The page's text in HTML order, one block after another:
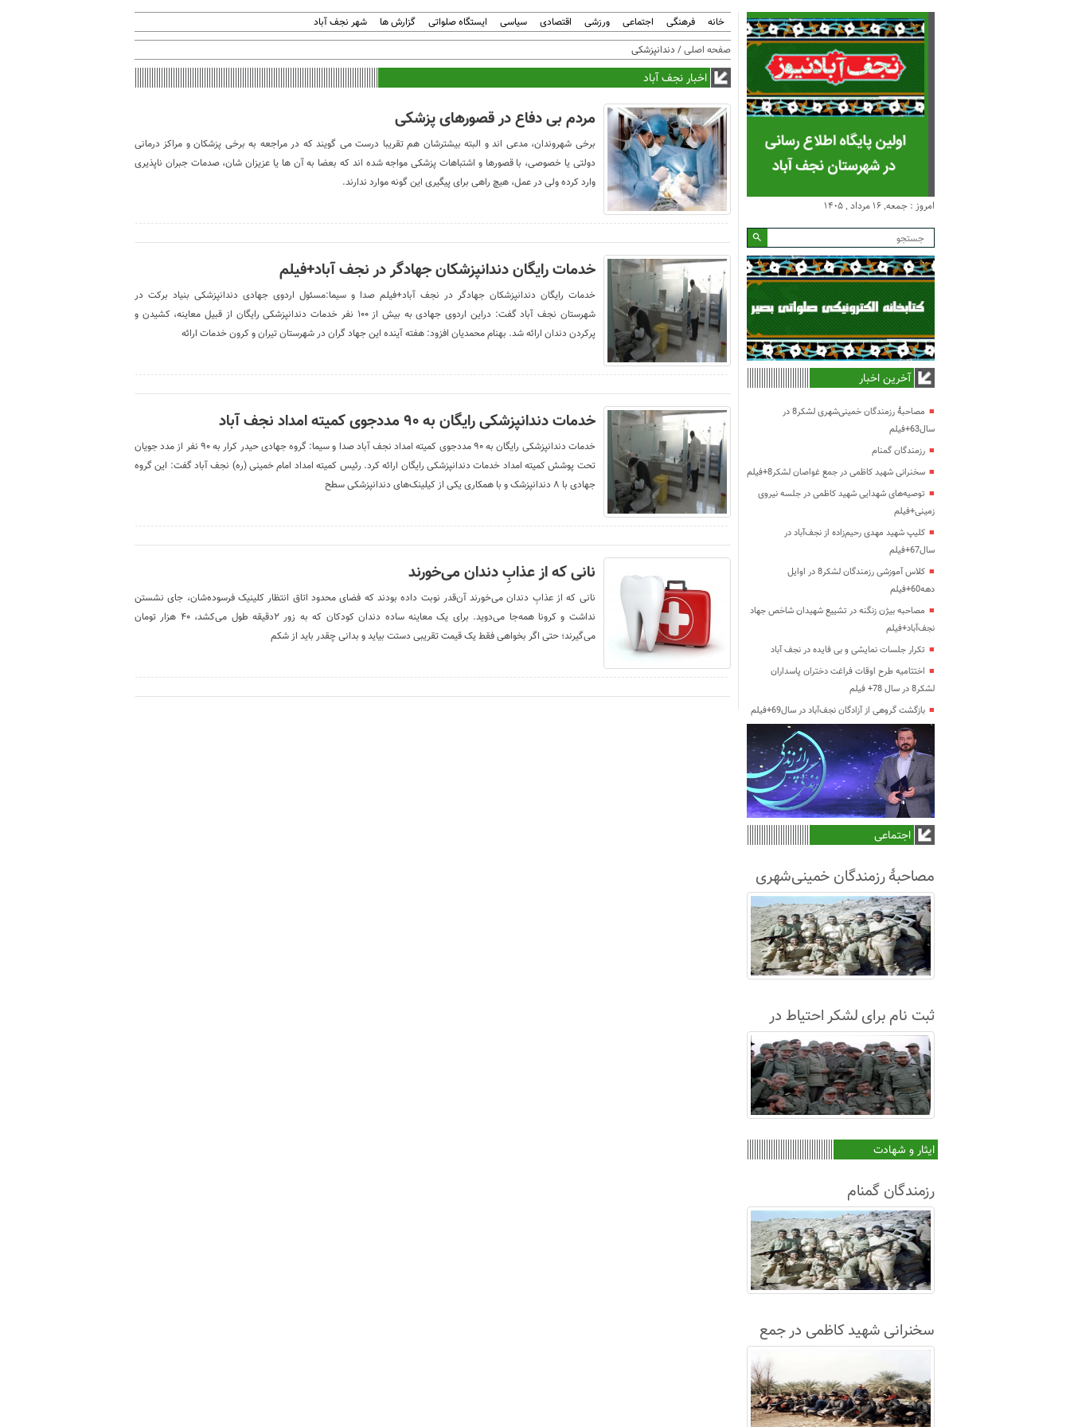
خانه فرهنگی اجتماعی ورزشی اقتصادی سیاسی ایستگاه صلواتی گزارش ها
شهر نجف آباد
صفحه اصلی/ دندانپزشکی
اخبار نجف آباد
مردم بی دفاع در قصورهای پزشکی
برخی شهروندان، مدعی اند و البته بیشترشان هم تقریبا درست می گویند که در مراجعه به برخی پزشکان و مراکز درمانی
دولتی یا خصوصی، با قصورها و اشتباهات پزشکی مواجه شده اند که بعضا به آن ها یا عزیزان شان، صدمات جبران ناپذیری
وارد کرده ولی در عمل، هیچ راهی برای پیگیری این گونه موارد ندارند.
خدمات رایگان دندانپزشکان جهادگر در نجف آباد+فیلم
خدمات رایگان دندانپزشکان جهادگر در نجف آباد+فیلم صدا و سیما:مسئول اردوی جهادی دندانپزشکی بنیاد برکت در
شهرستان نجف آباد گفت: دراین اردوی جهادی به بیش از ۱۰۰ نفر خدمات دندانپزشکی رایگان از قبیل معاینه، کشیدن و
پرکردن دندان ارائه شد. بهنام محمدیان افزود: هفته آینده این جهاد گران در شهرستان تیران و کرون خدمات ارائه
خدمات دندانپزشکی رایگان به ۹۰ مددجوی کمیته امداد نجف آباد
خدمات دندانپزشکی رایگان به ۹۰ مددجوی کمیته امداد نجف آباد صدا و سیما: گروه جهادی حیدر کرار به ۹۰ نفر از مدد جویان
تحت پوشش کمیته امداد خدمات دندانپزشکی رایگان ارائه کرد. رئیس کمیته امداد امام خمینی (ره) نجف آباد گفت: این گروه
جهادی با ۸ دندانپزشک و با همکاری یکی از کیلینک‌های دندانپزشکی سطح
نانی که از عذابِ دندان می‌خورند
نانی که از عذابِ دندان می‌خورند آن‌قدر نوبت داده بودند که فضای محدود اتاق انتظار کلینیک فرسوده‌شان، جای نشستن
نداشت و کرونا همه‌جا می‌دوید. برای یک معاینه ساده دندان کودکان که به زور ۲دقیقه طول می‌کشد، ۴۰ هزار تومان
می‌گیرند؛ حتی اگر بخواهی فقط یک قیمت تقریبی دستت بیاید و بدانی چقدر باید از شکم
امروز : جمعه, ۱۶ مرداد , ۱۴۰۵
آخرین اخبار
مصاحبۀ رزمندگان خمینی‌شهری لشکر8 در
سال63+فیلم
رزمندگان گمنام
سخنرانی شهید کاظمی در جمع غواصان لشکر8+فیلم
توصیه‌های شهدایی شهید کاظمی در جلسه نیروی
زمینی+فیلم
کلیپ شهید مهدی رحیم‌زاده از نجف‌آباد در
سال67+فیلم
کلاس آموزشی رزمندگان لشکر8 در اوایل
دهه60+فیلم
مصاحبه بیژن زنگنه در تشییع شهیدان شاخص جهاد
نجف‌آباد+فیلم
تکرار جلسات نمایشی و بی فایده در نجف آباد
اختتامیه طرح اوقات فراغت دختران پاسداران
لشکر8 در سال 78+ فیلم
بازگشت گروهی از آزادگان نجف‌آباد در سال69+فیلم
اجتماعی
مصاحبۀ رزمندگان خمینی‌شهری
لشکر8 در سال63+فیلم
ثبت نام برای لشکر احتیاط در
نجف آباد
ایثار و شهادت
رزمندگان گمنام
سخنرانی شهید کاظمی در جمع
غواصان لشکر8+فیلم